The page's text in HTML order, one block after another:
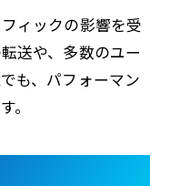
ィックの影響を受
送や、多数のユー
も、パフォーマン
。